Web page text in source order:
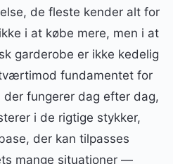
de fleste kender alt for
i at købe mere, men i at
garderobe er ikke kedelig
fundamentet for
fungerer dag efter dag,
i de rigtige stykker,
der kan tilpasses
mange situationer —